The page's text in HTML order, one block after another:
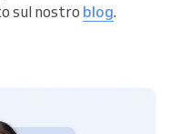
sul nostro blog.